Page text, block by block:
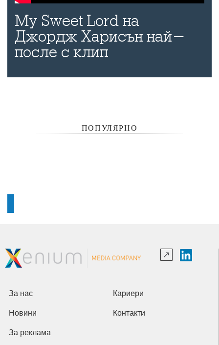
My Sweet Lord на
Джордж Харисън най-
после с клип
ПОПУЛЯРНО
За нас Кариери
Новини Контакти
За реклама